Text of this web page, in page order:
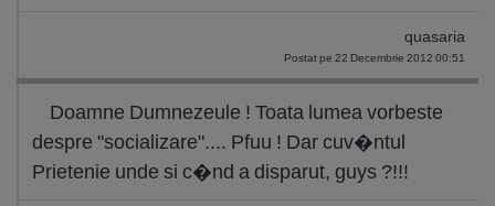
quasaria
Postat pe 22 Decembrie 2012 00:51
Doamne Dumnezeule ! Toata lumea vorbeste
despre "socializare".... Pfuu ! Dar cuv�ntul
Prietenie unde si c�nd a disparut, guys ?!!!